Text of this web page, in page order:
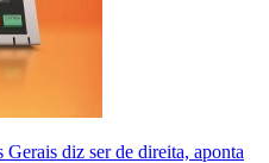
diz ser de direita, aponta